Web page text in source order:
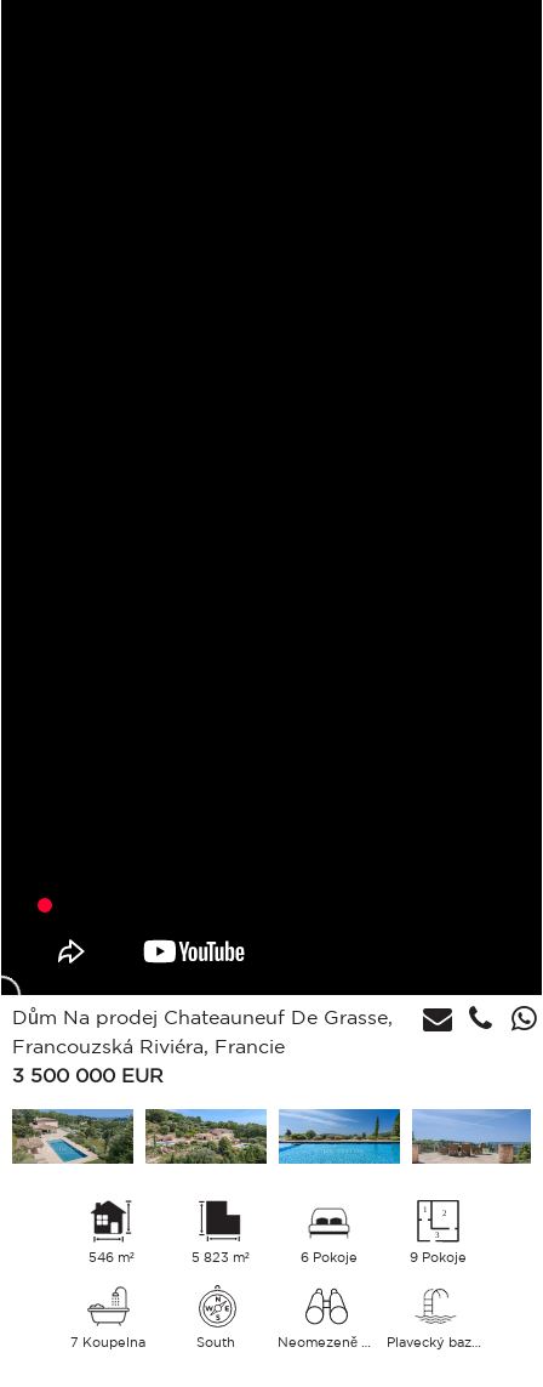
Dům Na prodej Chateauneuf De Grasse,
Francouzská Riviéra, Francie
3 500 000 EUR
546 m² 5 823 m² 6 Pokoje 9 Pokoje
7 Koupelna South Neomezeně Venkov Hory Plavecký bazén